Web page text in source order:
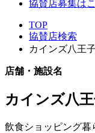
協賛店募集は
TOP
協賛店検索
カインズ八王
店舗・施設名
カインズ八
飲食ショッピング暮